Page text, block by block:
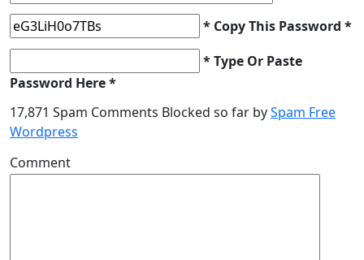
* Copy This Password *
* Type Or Paste
Password Here *
17,871 Spam Comments Blocked so far bySpam Free
Wordpress
Comment